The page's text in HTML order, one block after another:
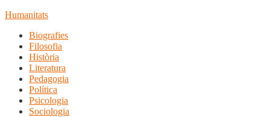
Humanitats
Biografies
Filosofia
Història
Literatura
Pedagogia
Política
Psicologia
Sociologia